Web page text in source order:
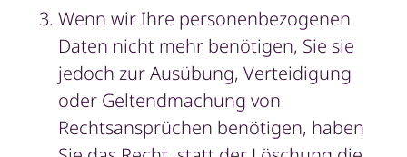
Wenn wir Ihre personenbezogenen
Daten nicht mehr benötigen, Sie sie
jedoch zur Ausübung, Verteidigung
oder Geltendmachung von
Rechtsansprüchen benötigen, haben